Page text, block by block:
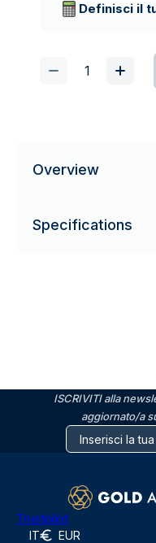
Definisci il
Overview
Specifications
ISCRIVITI alla
aggiornato/a
Trustpilot
IT EUR